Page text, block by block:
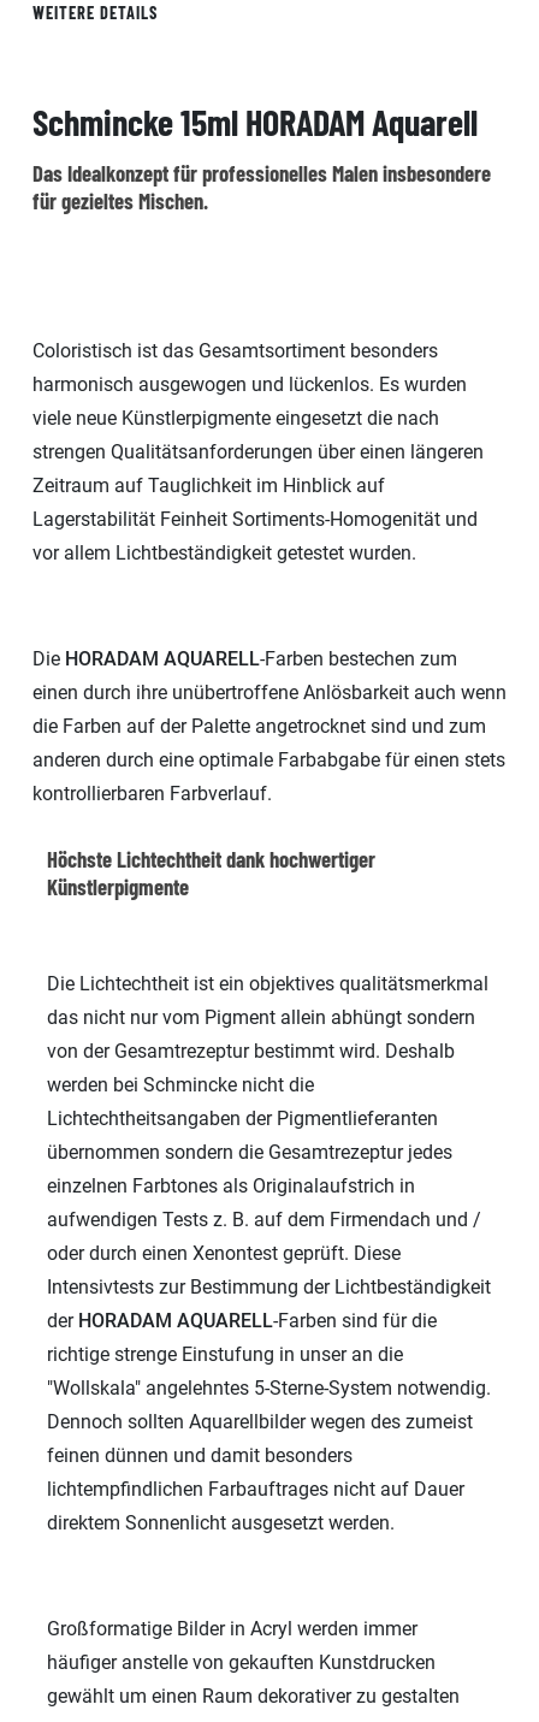
WEITERE DETAILS
Schmincke 15ml HORADAM Aquarell
Das Idealkonzept für professionelles Malen insbesondere
für gezieltes Mischen.
Coloristisch ist das Gesamtsortiment besonders
harmonisch ausgewogen und lückenlos. Es wurden
viele neue Künstlerpigmente eingesetzt die nach
strengen Qualitätsanforderungen über einen längeren
Zeitraum auf Tauglichkeit im Hinblick auf
Lagerstabilität Feinheit Sortiments-Homogenität und
vor allem Lichtbeständigkeit getestet wurden.
Die HORADAM AQUARELL-Farben bestechen zum
einen durch ihre unübertroffene Anlösbarkeit auch wenn
die Farben auf der Palette angetrocknet sind und zum
anderen durch eine optimale Farbabgabe für einen stets
kontrollierbaren Farbverlauf.
Höchste Lichtechtheit dank hochwertiger
Künstlerpigmente
Die Lichtechtheit ist ein objektives qualitätsmerkmal
das nicht nur vom Pigment allein abhüngt sondern
von der Gesamtrezeptur bestimmt wird. Deshalb
werden bei Schmincke nicht die
Lichtechtheitsangaben der Pigmentlieferanten
übernommen sondern die Gesamtrezeptur jedes
einzelnen Farbtones als Originalaufstrich in
aufwendigen Tests z. B. auf dem Firmendach und /
oder durch einen Xenontest geprüft. Diese
Intensivtests zur Bestimmung der Lichtbeständigkeit
der HORADAM AQUARELL-Farben sind für die
richtige strenge Einstufung in unser an die
"Wollskala" angelehntes 5-Sterne-System notwendig.
Dennoch sollten Aquarellbilder wegen des zumeist
feinen dünnen und damit besonders
lichtempfindlichen Farbauftrages nicht auf Dauer
direktem Sonnenlicht ausgesetzt werden.
Großformatige Bilder in Acryl werden immer
häufiger anstelle von gekauften Kunstdrucken
gewählt um einen Raum dekorativer zu gestalten